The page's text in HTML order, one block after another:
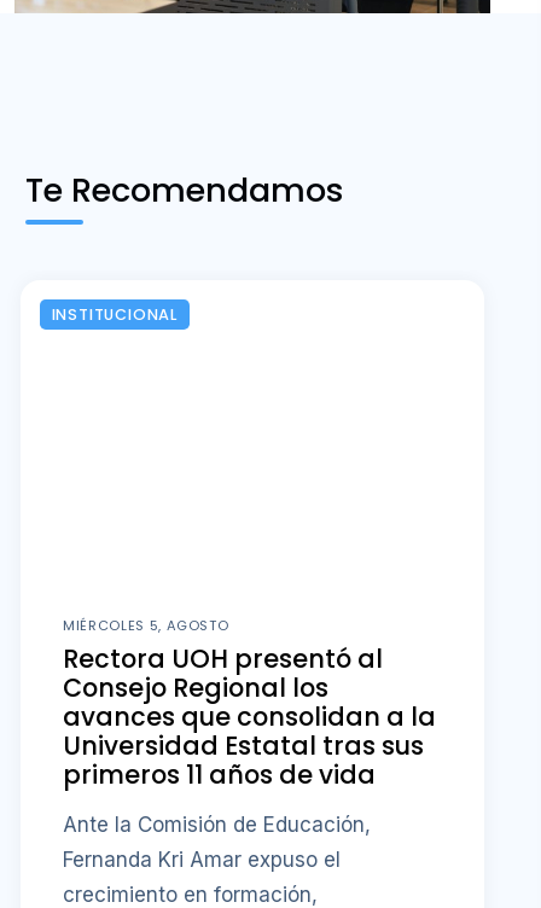
Te Recomendamos
INSTITUCIONAL
MIÉRCOLES 5, AGOSTO
Rectora UOH presentó al
Consejo Regional los
avances que consolidan a la
Universidad Estatal tras sus
primeros 11 años de vida
Ante la Comisión de Educación,
Fernanda Kri Amar expuso el
crecimiento en formación,